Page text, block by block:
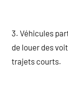
3. Véhicules
de louer des
trajets courts.